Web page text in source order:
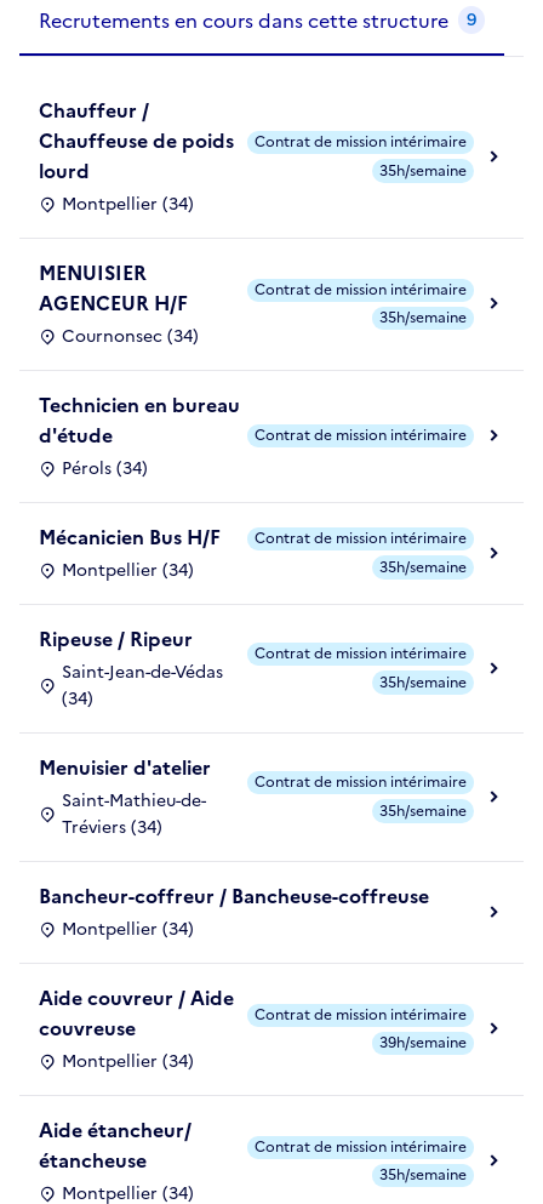
Recrutements en cours dans cette structure 9
Chauffeur /
Chauffeuse de poids
lourd
Montpellier (34)
Contrat de mission intérimaire
35h/semaine
MENUISIER
AGENCEUR H/F
Cournonsec (34)
Contrat de mission intérimaire
35h/semaine
Technicien en bureau
d'étude
Pérols (34)
Contrat de mission intérimaire
Mécanicien Bus H/F
Montpellier (34)
Contrat de mission intérimaire
35h/semaine
Ripeuse / Ripeur
Saint-Jean-de-Védas
(34)
Contrat de mission intérimaire
35h/semaine
Menuisier d'atelier
Saint-Mathieu-de-
Tréviers (34)
Contrat de mission intérimaire
35h/semaine
Bancheur-coffreur / Bancheuse-coffreuse
Montpellier (34)
Aide couvreur / Aide
couvreuse
Montpellier (34)
Contrat de mission intérimaire
39h/semaine
Aide étancheur/
étancheuse
Montpellier (34)
Contrat de mission intérimaire
35h/semaine